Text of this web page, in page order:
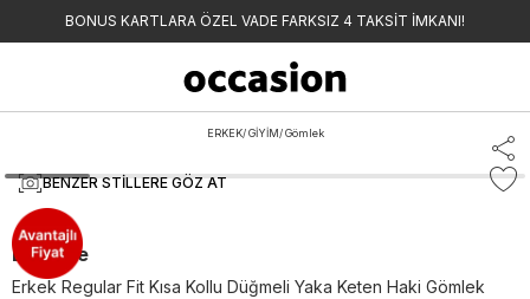
BONUS KARTLARA ÖZEL VADE FARKSIZ 4 TAKSİT İMKANI!
ERKEK/ GİYİM/ Gömlek
BENZER STILLERE GÖZ AT
Lacoste
Erkek Regular Fit Kısa Kollu Düğmeli Yaka Keten Haki Gömlek